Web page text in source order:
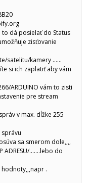
to dá posielať do Status
zisťovanie
satelitu/kamery ……
si ich zaplatiť aby vám
ARDUINO vám to zisti
pre stream
v max. dĺžke 255
sa smerom dole,,,,
ADRESU/…….lebo do
.